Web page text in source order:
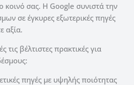
κοινό σας. Η Google συνιστά την
σε έγκυρες εξωτερικές πηγές
αξία.
τις βέλτιστες πρακτικές για
πηγές με υψηλής ποιότητας